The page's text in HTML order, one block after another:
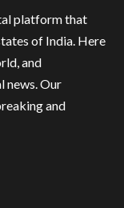
platform that
of India. Here
and
news. Our
and